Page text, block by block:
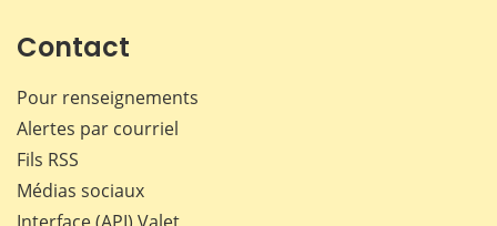
Contact
Pour renseignements
Alertes par courriel
Fils RSS
Médias sociaux